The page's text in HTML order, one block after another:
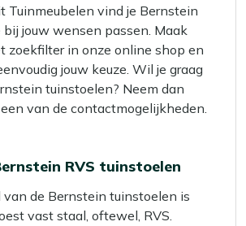
Tuinmeubelen vind je Bernstein
jouw wensen passen. Maak
zoekfilter in onze online shop en
jouw keuze. Wil je graag
tuinstoelen? Neem dan
van de contactmogelijkheden.
RVS tuinstoelen
van de Bernstein tuinstoelen is
vast staal, oftewel, RVS.